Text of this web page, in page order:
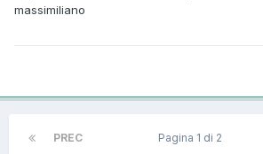
massimiliano
PREC Pagina 1 di 2